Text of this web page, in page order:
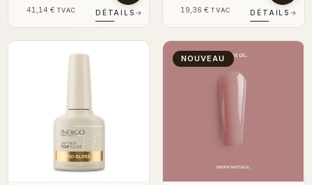
41,14 € TVAC DÉTAILS → 19,36 € TVAC DÉTAILS →
NOUVEAU